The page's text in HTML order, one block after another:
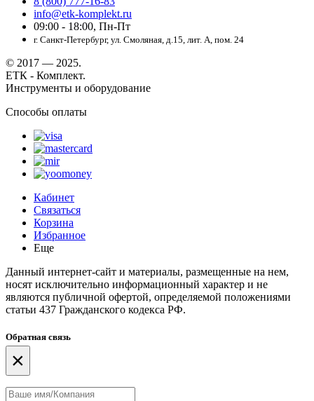
info@etk-komplekt.ru
09:00 - 18:00, Пн-Пт
г. Санкт-Петербург, ул. Смоляная, д.15, лит. А, пом. 24
© 2017 — 2025.
ЕТК - Комплект.
Инструменты и оборудование
Способы оплаты
Кабинет
Связаться
Корзина
Избранное
Еще
Данный интернет-сайт и материалы, размещенные на нем,
носят исключительно информационный характер и не
являются публичной офертой, определяемой положениями
статьи 437 Гражданского кодекса РФ.
Обратная связь
×